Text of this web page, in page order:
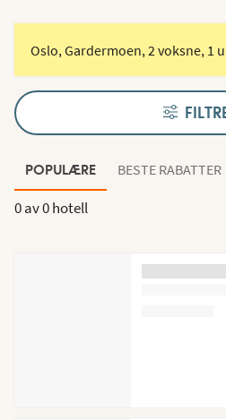
Oslo, Gardermoen, 2 voksne, 1
POPULÆRE BESTE RABATTER
0 av0 hotell